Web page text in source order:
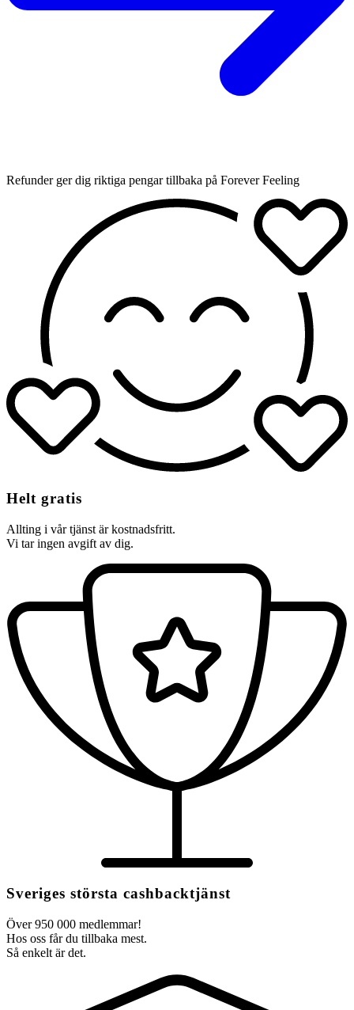
Refunder ger dig riktiga pengar tillbaka på Forever Feeling
Helt gratis
Allting i vår tjänst är kostnadsfritt.
Vi tar ingen avgift av dig.
Sveriges största cashbacktjänst
Över 950 000 medlemmar!
Hos oss får du tillbaka mest.
Så enkelt är det.